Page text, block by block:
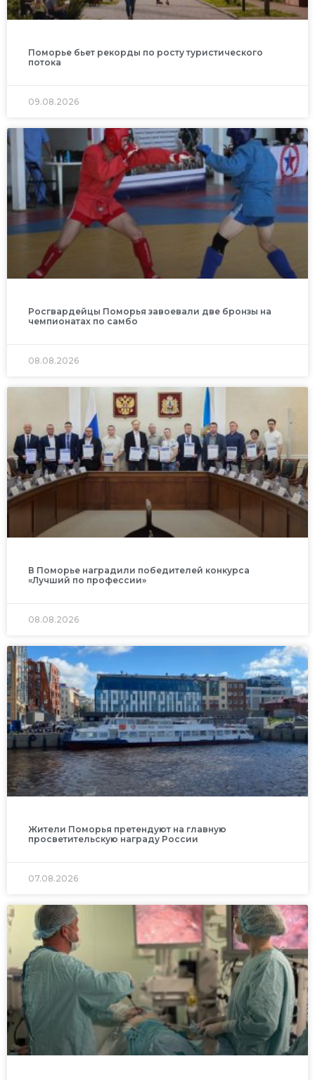
Поморье бьет рекорды по росту туристического
потока
09.08.2026
Росгвардейцы Поморья завоевали две бронзы на
чемпионатах по самбо
08.08.2026
В Поморье наградили победителей конкурса
«Лучший по профессии»
08.08.2026
Жители Поморья претендуют на главную
просветительскую награду России
07.08.2026